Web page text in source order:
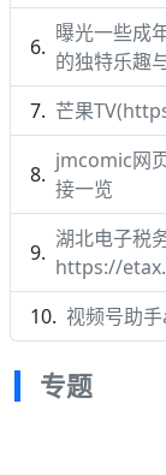
曝光一些成
的独特乐趣
芒果
jmcomic网
接一览
湖北电子税
https://
视频号助
专题